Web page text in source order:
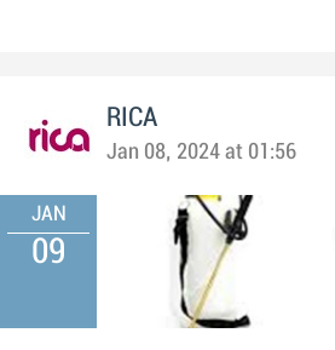
RICA
Jan 08, 2024 at 01:56
JAN
09